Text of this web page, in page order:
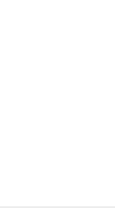
KJTES sekä muut työ-